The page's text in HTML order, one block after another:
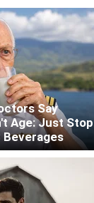
Say
Age: Just Stop
Beverages